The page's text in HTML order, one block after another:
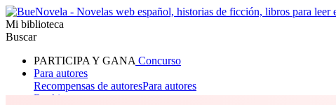
Mi biblioteca
Buscar
PARTICIPA Y GANA Concurso
Para autores
Recompensas de autoresPara autores
Ranking